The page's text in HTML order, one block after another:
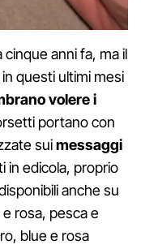
anni fa, ma il
questi ultimi mesi
volere i
portano con
suimessaggi
in edicola, proprio
anche su
rosa, pesca e
blue e rosa